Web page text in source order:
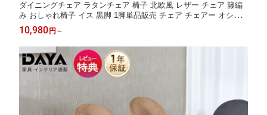
ダイニングチェア ラタンチェア 椅子 北欧風 レザー チェア 籐編
み おしゃれ椅子 イス 黒脚 1脚単品販売 チェア チェアー オシャ
レ シェルチェア リビングチェア デスクチェア 背もたれ ウッド
カフェチェア モダン インテリア
10,980 円 ～